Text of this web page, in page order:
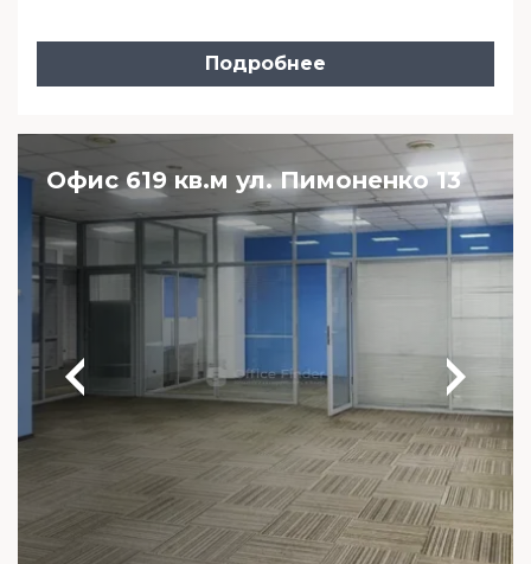
Подробнее
Офис 619 кв.м ул. Пимоненко 13